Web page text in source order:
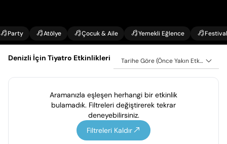
Party Atölye Çocuk & Aile Yemekli Eğlence Festival
Denizli İçin Tiyatro Etkinlikleri Tarihe Göre (Önce Yakın Etkinlikler)
Aramanızla eşleşen herhangi bir etkinlik
bulamadık. Filtreleri değiştirerek tekrar
deneyebilirsiniz.
Filtreleri Kaldır